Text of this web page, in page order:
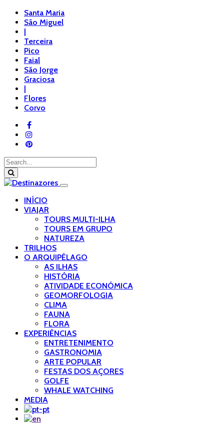
Santa Maria
São Miguel
|
Terceira
Pico
Faial
São Jorge
Graciosa
|
Flores
Corvo
INÍCIO
VIAJAR
TOURS MULTI-ILHA
TOURS EM GRUPO
NATUREZA
TRILHOS
O ARQUIPÉLAGO
AS ILHAS
HISTÓRIA
ATIVIDADE ECONÓMICA
GEOMORFOLOGIA
CLIMA
FAUNA
FLORA
EXPERIÊNCIAS
ENTRETENIMENTO
GASTRONOMIA
ARTE POPULAR
FESTAS DOS AÇORES
GOLFE
WHALE WATCHING
MEDIA